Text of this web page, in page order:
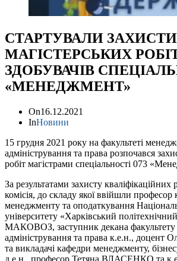
СТАРТУВАЛИ ЗАХИСТИ
МАГІСТЕРСЬКИХ
ЗДОБУВАЧІВ
«МЕНЕДЖМЕНТ»
On16.12.2021
InНовини
15 грудня 2021 року на факультеті
адміністрування та права розпочався
робіт магістрами спеціальності 073
За результатами захисту кваліфікаційних
комісія, до складу якої ввійшли професор
менеджменту та оподаткування
університету «Харківський
МАКОВОЗ, заступник декана факультету
адміністрування та права к.е.н.,
та викладачі кафедри менеджменту,
д.е.н., професор Тетяна ВЛАСЕНКО та